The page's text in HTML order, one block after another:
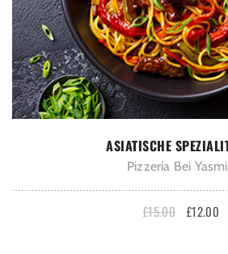
IN DEN
ASIATISCHE
Pizzeria Bei
£15.00 £12.00